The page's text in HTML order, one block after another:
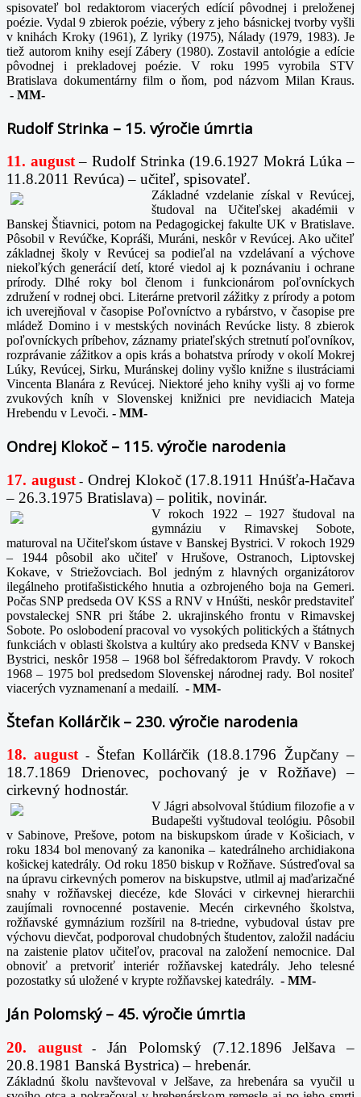
spisovateľ bol redaktorom viacerých edícií pôvodnej i preloženej
poézie. Vydal 9 zbierok poézie, výbery z jeho básnickej tvorby vyšli
v knihách Kroky (1961), Z lyriky (1975), Nálady (1979, 1983). Je
tiež autorom knihy esejí Zábery (1980). Zostavil antológie a edície
pôvodnej i prekladovej poézie. V roku 1995 vyrobila STV
Bratislava dokumentárny film o ňom, pod názvom Milan Kraus.
- MM-
Rudolf Strinka – 15. výročie úmrtia
11. august – Rudolf Strinka (19.6.1927 Mokrá Lúka –
11.8.2011 Revúca) – učiteľ, spisovateľ.
Základné vzdelanie získal v Revúcej,
študoval na Učiteľskej akadémii v
Banskej Štiavnici, potom na Pedagogickej fakulte UK v Bratislave.
Pôsobil v Revúčke, Kopráši, Muráni, neskôr v Revúcej. Ako učiteľ
základnej školy v Revúcej sa podieľal na vzdelávaní a výchove
niekoľkých generácií detí, ktoré viedol aj k poznávaniu i ochrane
prírody. Dlhé roky bol členom i funkcionárom poľovníckych
združení v rodnej obci. Literárne pretvoril zážitky z prírody a potom
ich uverejňoval v časopise Poľovníctvo a rybárstvo, v časopise pre
mládež Domino i v mestských novinách Revúcke listy. 8 zbierok
poľovníckych príbehov, záznamy priateľských stretnutí poľovníkov,
rozprávanie zážitkov a opis krás a bohatstva prírody v okolí Mokrej
Lúky, Revúcej, Sirku, Muránskej doliny vyšlo knižne s ilustráciami
Vincenta Blanára z Revúcej. Niektoré jeho knihy vyšli aj vo forme
zvukových kníh v Slovenskej knižnici pre nevidiacich Mateja
Hrebendu v Levoči. - MM-
Ondrej Klokoč – 115. výročie narodenia
17. august- Ondrej Klokoč (17.8.1911 Hnúšťa-Hačava
– 26.3.1975 Bratislava) – politik, novinár.
V rokoch 1922 – 1927 študoval na
gymnáziu v Rimavskej Sobote,
maturoval na Učiteľskom ústave v Banskej Bystrici. V rokoch 1929
– 1944 pôsobil ako učiteľ v Hrušove, Ostranoch, Liptovskej
Kokave, v Striežovciach. Bol jedným z hlavných organizátorov
ilegálneho protifašistického hnutia a ozbrojeného boja na Gemeri.
Počas SNP predseda OV KSS a RNV v Hnúšti, neskôr predstaviteľ
povstaleckej SNR pri štábe 2. ukrajinského frontu v Rimavskej
Sobote. Po oslobodení pracoval vo vysokých politických a štátnych
funkciách v oblasti školstva a kultúry ako predseda KNV v Banskej
Bystrici, neskôr 1958 – 1968 bol šéfredaktorom Pravdy. V rokoch
1968 – 1975 bol predsedom Slovenskej národnej rady. Bol nositeľ
viacerých vyznamenaní a medailí. - MM-
Štefan Kollárčik – 230. výročie narodenia
18. august -
Štefan Kollárčik (18.8.1796 Župčany –
18.7.1869 Drienovec, pochovaný je v Rožňave) –
cirkevný hodnostár.
V Jágri absolvoval štúdium filozofie a v
Budapešti vyštudoval teológiu. Pôsobil
v Sabinove, Prešove, potom na biskupskom úrade v Košiciach, v
roku 1834 bol menovaný za kanonika – katedrálneho archidiakona
košickej katedrály. Od roku 1850 biskup v Rožňave. Sústreďoval sa
na úpravu cirkevných pomerov na biskupstve, utlmil aj maďarizačné
snahy v rožňavskej diecéze, kde Slováci v cirkevnej hierarchii
zaujímali rovnocenné postavenie. Mecén cirkevného školstva,
rožňavské gymnázium rozšíril na 8-triedne, vybudoval ústav pre
výchovu dievčat, podporoval chudobných študentov, založil nadáciu
na zaistenie platov učiteľov, pracoval na založení nemocnice. Dal
obnoviť a pretvoriť interiér rožňavskej katedrály. Jeho telesné
pozostatky sú uložené v krypte rožňavskej katedrály. - MM-
Ján Polomský – 45. výročie úmrtia
20. august-
Ján Polomský (7.12.1896 Jelšava –
20.8.1981 Banská Bystrica) – hrebenár.
Základnú školu navštevoval v Jelšave, za hrebenára sa vyučil u